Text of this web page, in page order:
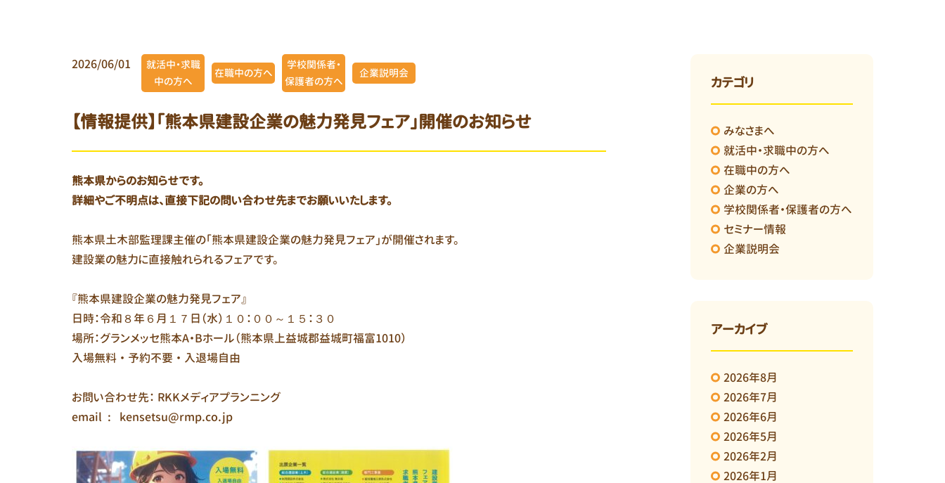
2026/06/01
就活中・求職
中の方へ
在職中の方へ
学校関係者・
保護者の方へ
企業説明会
【情報提供】「熊本県建設企業の魅力発見フェア」開催のお知らせ
熊本県からのお知らせです。
詳細やご不明点は、直接下記の問い合わせ先までお願いいたします。
熊本県土木部監理課主催の「熊本県建設企業の魅力発見フェア」が開催されます。
建設業の魅力に直接触れられるフェアです。
『熊本県建設企業の魅力発見フェア』
日時：令和８年６月１７日（水）１０：００～１５：３０
場所：グランメッセ熊本A・Bホール（熊本県上益城郡益城町福富1010）
入場無料 ・ 予約不要 ・ 入退場自由
お問い合わせ先： RKKメディアプランニング
email : kensetsu@rmp.co.jp
カテゴリ
みなさまへ
就活中・求職中の方へ
在職中の方へ
企業の方へ
学校関係者・保護者の方へ
セミナー情報
企業説明会
アーカイブ
2026年8月
2026年7月
2026年6月
2026年5月
2026年2月
2026年1月